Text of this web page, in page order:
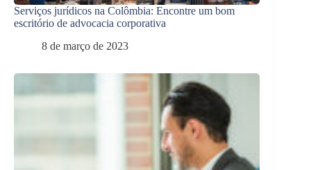
Serviços jurídicos na Colômbia: Encontre um bom
escritório de advocacia corporativa
8 de março de 2023